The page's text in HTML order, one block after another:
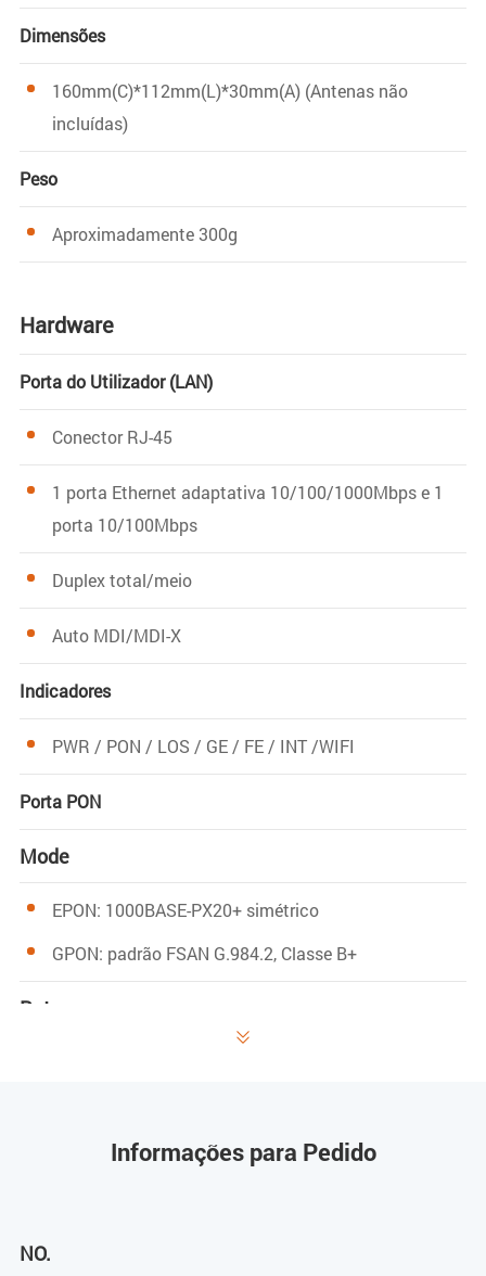
Dimensões
160mm(C)*112mm(L)*30mm(A) (Antenas não
incluídas)
Peso
Aproximadamente 300g
Hardware
Porta do Utilizador (LAN)
Conector RJ-45
1 porta Ethernet adaptativa 10/100/1000Mbps e 1
porta 10/100Mbps
Duplex total/meio
Auto MDI/MDI-X
Indicadores
PWR / PON / LOS / GE / FE / INT /WIFI
Porta PON
Mode
EPON: 1000BASE-PX20+ simétrico
GPON: padrão FSAN G.984.2, Classe B+
Rate
Comprimento de onda

Informações para Pedido
NO.